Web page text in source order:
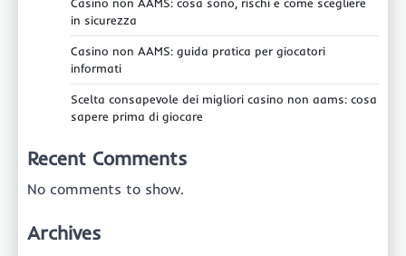
in sicurezza
Casino non AAMS: guida pratica per giocatori
informati
Scelta consapevole dei migliori casino non aams: cosa
sapere prima di giocare
Recent Comments
No comments to show.
Archives